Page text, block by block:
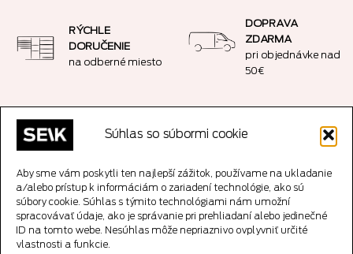
Súhlas so súbormi cookie
Aby sme vám poskytli ten najlepší zážitok, používame na ukladanie
a/alebo prístup k informáciám o zariadení technológie, ako sú
súbory cookie. Súhlas s týmito technológiami nám umožní
spracovávať údaje, ako je správanie pri prehliadaní alebo jedinečné
ID na tomto webe. Nesúhlas môže nepriaznivo ovplyvniť určité
vlastnosti a funkcie.
RÝCHLE
DORUČENIE
na odberné miesto
DOPRAVA
ZDARMA
pri objednávke nad
50€
BEZPEČNÝ NÁKUP
SSL šifrované
VRÁTENIE
vrátenia peňazí